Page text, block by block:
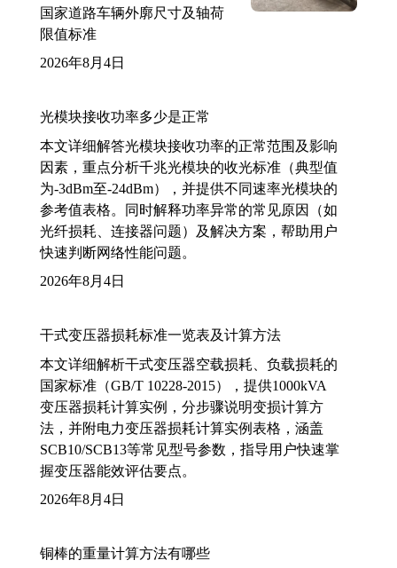
国家道路车辆外廓尺寸及轴荷
限值标准
2026年8月4日
光模块接收功率多少是正常
本文详细解答光模块接收功率的正常范围及影响
因素，重点分析千兆光模块的收光标准（典型值
为-3dBm至-24dBm），并提供不同速率光模块的
参考值表格。同时解释功率异常的常见原因（如
光纤损耗、连接器问题）及解决方案，帮助用户
快速判断网络性能问题。
2026年8月4日
干式变压器损耗标准一览表及计算方法
本文详细解析干式变压器空载损耗、负载损耗的
国家标准（GB/T 10228-2015），提供1000kVA
变压器损耗计算实例，分步骤说明变损计算方
法，并附电力变压器损耗计算实例表格，涵盖
SCB10/SCB13等常见型号参数，指导用户快速掌
握变压器能效评估要点。
2026年8月4日
铜棒的重量计算方法有哪些